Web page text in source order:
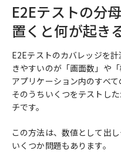
E2Eテストの分
置くと何が起き
E2Eテストのカバレッジを
きやすいのが「画面数」や
アプリケーション内のすべ
そのうちいくつをテストし
チです。
この方法は、数値として出
いくつか問題もあります。